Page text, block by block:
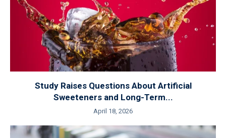
Study Raises Questions About Artificial
Sweeteners and Long-Term...
April 18, 2026